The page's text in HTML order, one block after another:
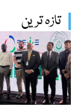
تازہ ترین